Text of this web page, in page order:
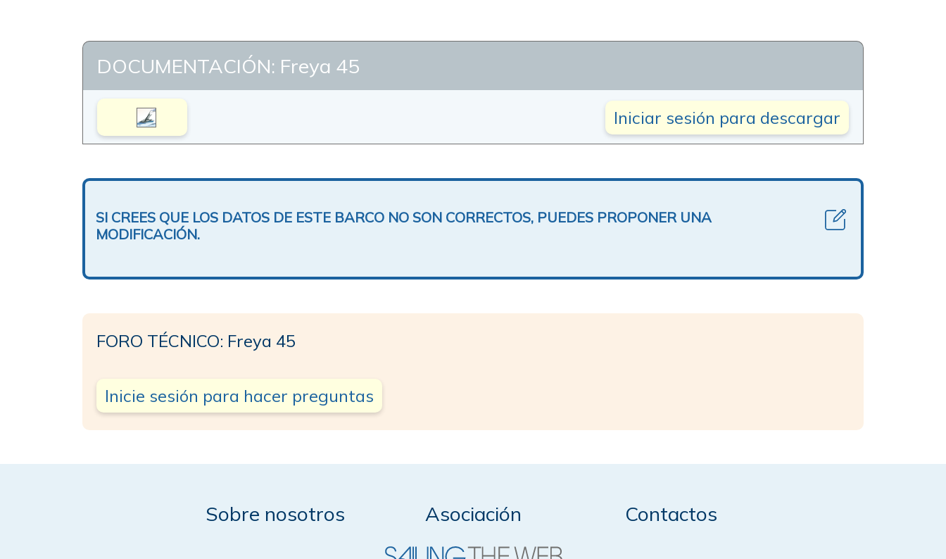
DOCUMENTACIÓN: Freya 45
Iniciar sesión para descargar
SI CREES QUE LOS DATOS DE ESTE BARCO NO SON CORRECTOS, PUEDES PROPONER UNA
MODIFICACIÓN.
FORO TÉCNICO: Freya 45
Inicie sesión para hacer preguntas
Sobre nosotros Asociación Contactos